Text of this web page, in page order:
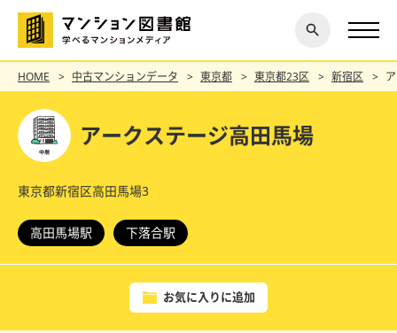
探す
閉じ
る
HOME 中古マンションデータ 東京都 東京都23区 新宿区
アークステージ高田馬場
東京都新宿区高田馬場3
高田馬場駅 下落合駅
お気に入りに追加